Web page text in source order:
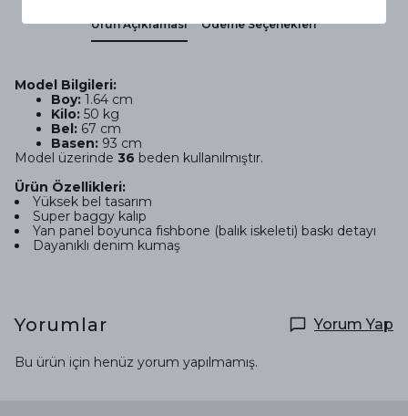
Ürün Açıklaması Ödeme Seçenekleri
Model Bilgileri:
Boy: 1.64 cm
Kilo: 50 kg
Bel: 67 cm
Basen: 93 cm
Model üzerinde 36 beden kullanılmıştır.
Ürün Özellikleri:
Yüksek bel tasarım
Super baggy kalıp
Yan panel boyunca fishbone (balık iskeleti) baskı detayı
Dayanıklı denim kumaş
Yorumlar Yorum Yap
Bu ürün için henüz yorum yapılmamış.